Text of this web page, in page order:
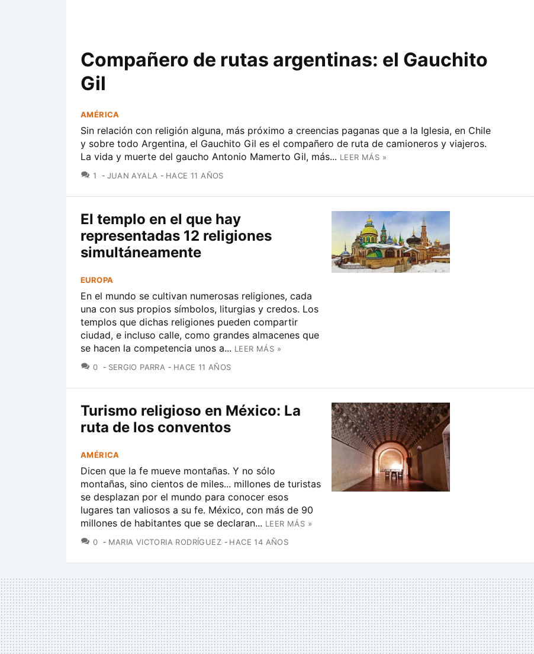
Compañero de rutas argentinas: el Gauchito
Gil
AMÉRICA
Sin relación con religión alguna, más próximo a creencias paganas que a la Iglesia, en Chile
y sobre todo Argentina, el Gauchito Gil es el compañero de ruta de camioneros y viajeros.
La vida y muerte del gaucho Antonio Mamerto Gil, más... LEER MÁS »
1
COMENTARIOS
JUAN AYALA HACE 11 AÑOS
El templo en el que hay
representadas 12 religiones
simultáneamente
EUROPA
En el mundo se cultivan numerosas religiones, cada
una con sus propios símbolos, liturgias y credos. Los
templos que dichas religiones pueden compartir
ciudad, e incluso calle, como grandes almacenes que
se hacen la competencia unos a... LEER MÁS »
0 COMENTARIOS
SERGIO PARRA HACE 11 AÑOS
Turismo religioso en México: La
ruta de los conventos
AMÉRICA
Dicen que la fe mueve montañas. Y no sólo
montañas, sino cientos de miles... millones de turistas
se desplazan por el mundo para conocer esos
lugares tan valiosos a su fe. México, con más de 90
millones de habitantes que se declaran... LEER MÁS »
0 COMENTARIOS
MARIA VICTORIA RODRÍGUEZ HACE 14 AÑOS